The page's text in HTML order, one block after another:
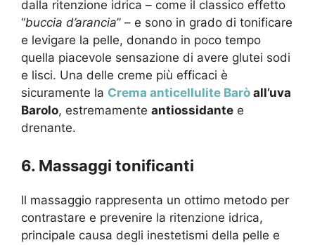
dalla ritenzione idrica – come il classico effetto
“buccia d’arancia” – e sono in grado di tonificare
e levigare la pelle, donando in poco tempo
quella piacevole sensazione di avere glutei sodi
e lisci. Una delle creme più efficaci è
sicuramente la Crema anticellulite Barò all’uva
Barolo, estremamente antiossidante e
drenante.
6. Massaggi tonificanti
Il massaggio rappresenta un ottimo metodo per
contrastare e prevenire la ritenzione idrica,
principale causa degli inestetismi della pelle e